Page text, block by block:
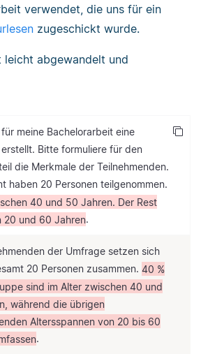
verwendet, die uns für ein
zugeschickt wurde.
leicht abgewandelt und
meine Bachelorarbeit eine
Bitte formuliere für den
die Merkmale der Teilnehmenden.
haben 20 Personen teilgenommen.
40 und 50 Jahren. Der Rest
20 und 60 Jahren.
der Umfrage setzen sich
20 Personen zusammen. 40 %
sind im Alter zwischen 40 und
während die übrigen
Altersspannen von 20 bis 60
.